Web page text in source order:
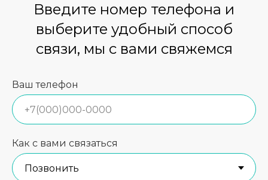
Введите номер телефона и
выберите удобный способ
связи, мы с вами свяжемся
Ваш телефон
Как с вами связаться